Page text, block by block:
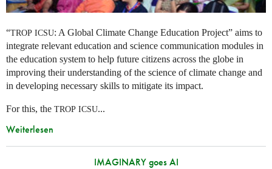
“TROP ICSU: A Global Climate Change Education Project” aims to
integrate relevant education and science communication modules in
the education system to help future citizens across the globe in
improving their understanding of the science of climate change and
in developing necessary skills to mitigate its impact.
For this, the TROP ICSU...
Weiterlesen
IMAGINARY goes AI